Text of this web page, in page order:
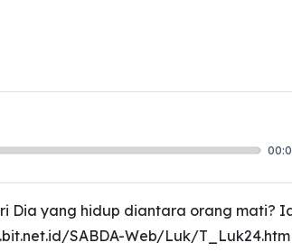
Dia yang hidup diantara orang mati?
SABDA-Web/Luk/T_Luk24.htm